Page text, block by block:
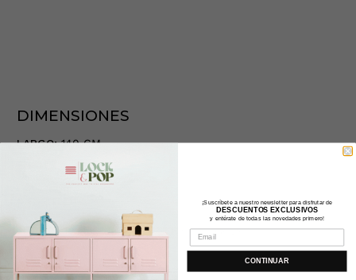
DIMENSIONES
LARGO: 140 CM
70 CM
MATERIAL DEL PRODUCTO: 100% ALGODÓN
COLOR
¡Suscríbete a nuestro newsletter para disfrutar de
DESCUENTOS EXCLUSIVOS
y entérate de todas las novedades primero!
CONTINUAR